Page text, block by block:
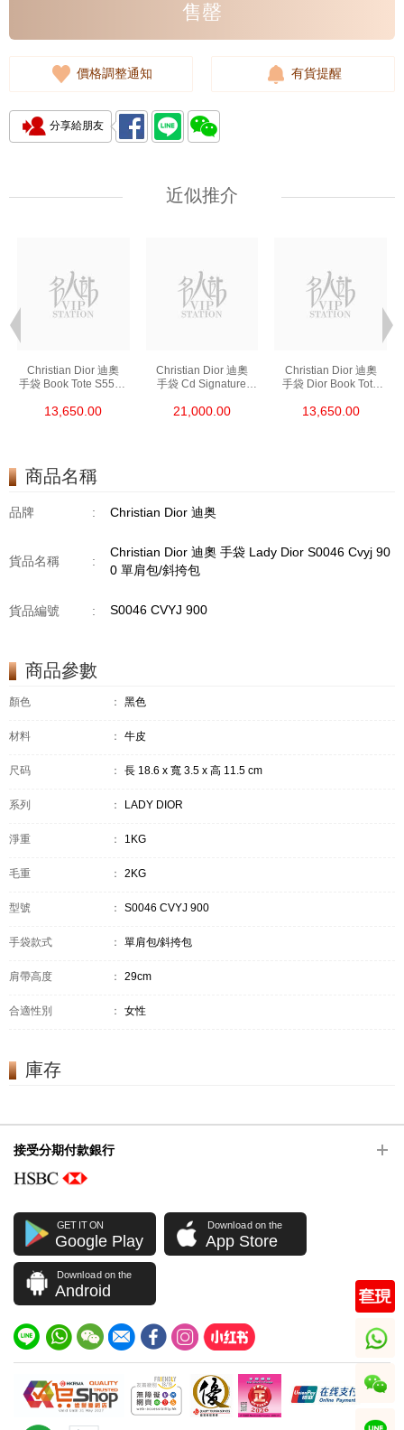
售罄
價格調整通知 有貨提醒
分享給朋友
近似推介
Christian Dior 迪奧
手袋 Book Tote S5555
斜挎包/手提包
13,650.00
Christian Dior 迪奧
手袋 Cd Signature
單肩包/斜挎包
21,000.00
Christian Dior 迪奧
手袋 Dior Book Tote
單肩包/斜挎包
13,650.00
商品名稱
品牌 : Christian Dior 迪奥
貨品名稱 :
Christian Dior 迪奧 手袋 Lady Dior S0046 Cvyj 90
0 單肩包/斜挎包
貨品編號 : S0046 CVYJ 900
商品參數
顏色 ： 黑色
材料 ： 牛皮
尺码 ： 長 18.6 x 寬 3.5 x 高 11.5 cm
系列 ： LADY DIOR
淨重 ： 1KG
毛重 ： 2KG
型號 ： S0046 CVYJ 900
手袋款式 ： 單肩包/斜挎包
肩帶高度 ： 29cm
合適性別 ： 女性
庫存
接受分期付款銀行
GET IT ON
Google Play
Download on the
App Store
Download on the
Android
whatsapp